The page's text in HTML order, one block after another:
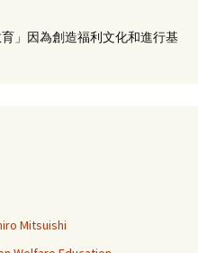
」因為創造福利文化和進行基
Mitsuishi